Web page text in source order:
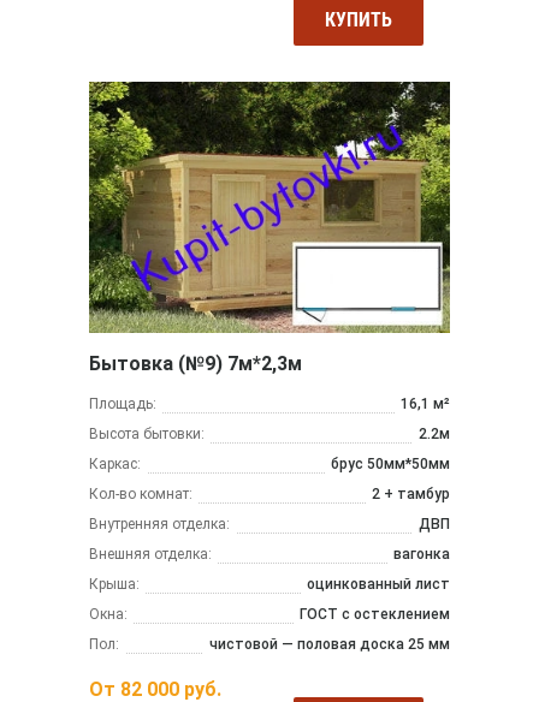
КУПИТЬ
Бытовка (№9) 7м*2,3м
Площадь:
16,1 м²
Высота бытовки:
2.2м
Каркас:
брус 50мм*50мм
Кол-во комнат:
2 + тамбур
Внутренняя отделка:
ДВП
Внешняя отделка:
вагонка
Крыша:
оцинкованный лист
Окна:
ГОСТ с остеклением
Пол:
чистовой — половая доска 25 мм
От 82 000 руб.